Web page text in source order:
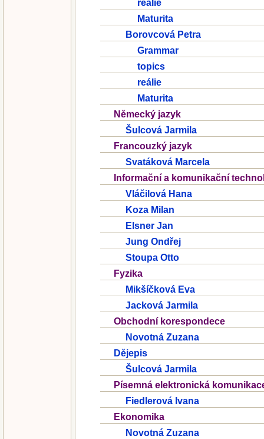
reálie
Maturita
Borovcová Petra
Grammar
topics
reálie
Maturita
Německý jazyk
Šulcová Jarmila
Francouzký jazyk
Svatáková Marcela
Informační a komunikační
Vláčilová Hana
Koza Milan
Elsner Jan
Jung Ondřej
Stoupa Otto
Fyzika
Mikšíčková Eva
Jacková Jarmila
Obchodní korespondece
Novotná Zuzana
Dějepis
Šulcová Jarmila
Písemná elektronická
Fiedlerová Ivana
Ekonomika
Novotná Zuzana